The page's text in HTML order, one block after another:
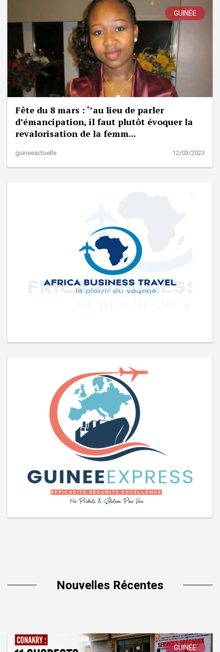
GUINÉE
Fête du 8 mars : ‘’au lieu de parler
d’émancipation, il faut plutôt évoquer la
revalorisation de la femm...
guineeactuelle 12/03/2023
Nouvelles Récentes
GUINÉE